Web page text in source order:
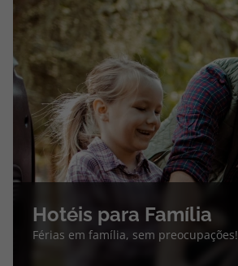
Hotéis para Família
Férias em família, sem preocupações!